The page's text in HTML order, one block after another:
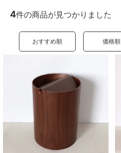
4件の商品が見つかりました
おすすめ順 価格順